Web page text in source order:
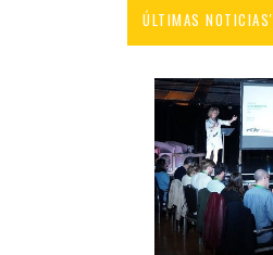
ÚLTIMAS NOTICIAS'